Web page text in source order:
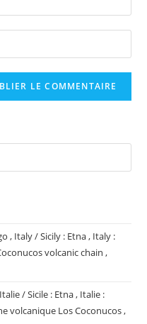
, Italy / Sicily : Etna , Italy :
volcanic chain ,
/ Sicile : Etna , Italie :
volcanique Los Coconucos ,